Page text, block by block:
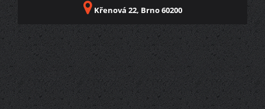
Křenová 22, Brno 60200